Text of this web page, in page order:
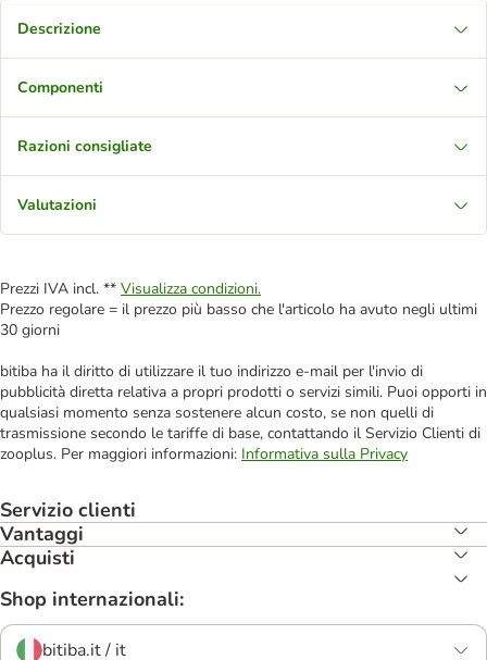
Descrizione
Componenti
Razioni consigliate
Valutazioni
Prezzi IVA incl. ** Visualizza condizioni.
Prezzo regolare = il prezzo più basso che l'articolo ha avuto negli ultimi
30 giorni
bitiba ha il diritto di utilizzare il tuo indirizzo e-mail per l'invio di
pubblicità diretta relativa a propri prodotti o servizi simili. Puoi opporti in
qualsiasi momento senza sostenere alcun costo, se non quelli di
trasmissione secondo le tariffe di base, contattando il Servizio Clienti di
zooplus. Per maggiori informazioni: Informativa sulla Privacy
Servizio clienti
Vantaggi
Acquisti
Shop internazionali:
bitiba.it / it